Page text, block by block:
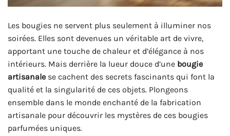
Les bougies ne servent plus seulement à illuminer nos
soirées. Elles sont devenues un véritable art de vivre,
apportant une touche de chaleur et d’élégance à nos
intérieurs. Mais derrière la lueur douce d’une bougie
artisanale se cachent des secrets fascinants qui font la
qualité et la singularité de ces objets. Plongeons
ensemble dans le monde enchanté de la fabrication
artisanale pour découvrir les mystères de ces bougies
parfumées uniques.